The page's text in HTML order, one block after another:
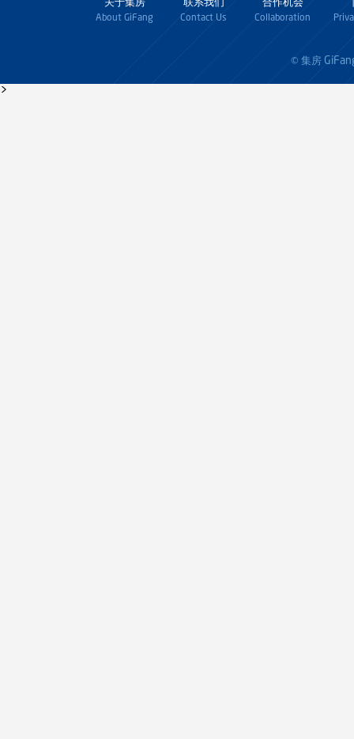
关于集房
About GiFang
联系我们
Contact Us
合作机会
Collaboration
© 集房
>